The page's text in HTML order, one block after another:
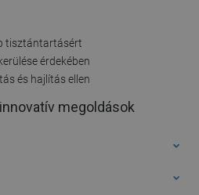
tisztántartásért
érdekében
és hajlítás ellen
megoldások